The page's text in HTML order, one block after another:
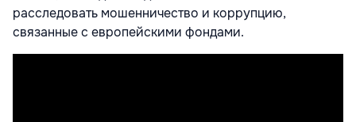
расследовать мошенничество и коррупцию,
связанные с европейскими фондами.